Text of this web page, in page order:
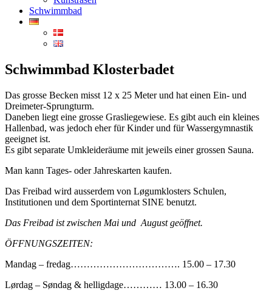
Schwimmbad
Schwimmbad Klosterbadet
Das grosse Becken misst 12 x 25 Meter und hat einen Ein- und
Dreimeter-Sprungturm.
Daneben liegt eine grosse Grasliegewiese. Es gibt auch ein kleines
Hallenbad, was jedoch eher für Kinder und für Wassergymnastik
geeignet ist.
Es gibt separate Umkleideräume mit jeweils einer grossen Sauna.
Man kann Tages- oder Jahreskarten kaufen.
Das Freibad wird ausserdem von Løgumklosters Schulen,
Institutionen und dem Sportinternat SINE benutzt.
Das Freibad ist zwischen Mai und August geöffnet.
ÖFFNUNGSZEITEN:
Mandag – fredag……………………………. 15.00 – 17.30
Lørdag – Søndag & helligdage………… 13.00 – 16.30